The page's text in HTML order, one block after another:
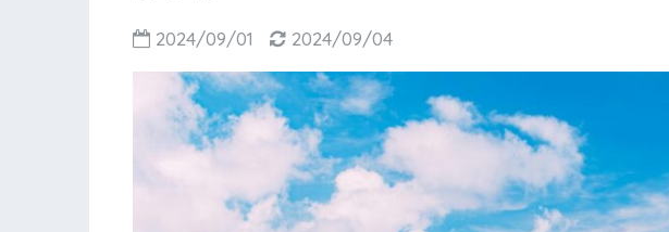
2024/09/01 2024/09/04